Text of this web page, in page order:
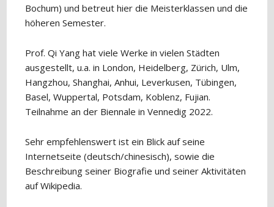
Bochum) und betreut hier die Meisterklassen und die
höheren Semester.
Prof. Qi Yang hat viele Werke in vielen Städten
ausgestellt, u.a. in London, Heidelberg, Zürich, Ulm,
Hangzhou, Shanghai, Anhui, Leverkusen, Tübingen,
Basel, Wuppertal, Potsdam, Koblenz, Fujian.
Teilnahme an der Biennale in Vennedig 2022.
Sehr empfehlenswert ist ein Blick auf seine
Internetseite (deutsch/chinesisch), sowie die
Beschreibung seiner Biografie und seiner Aktivitäten
auf Wikipedia.